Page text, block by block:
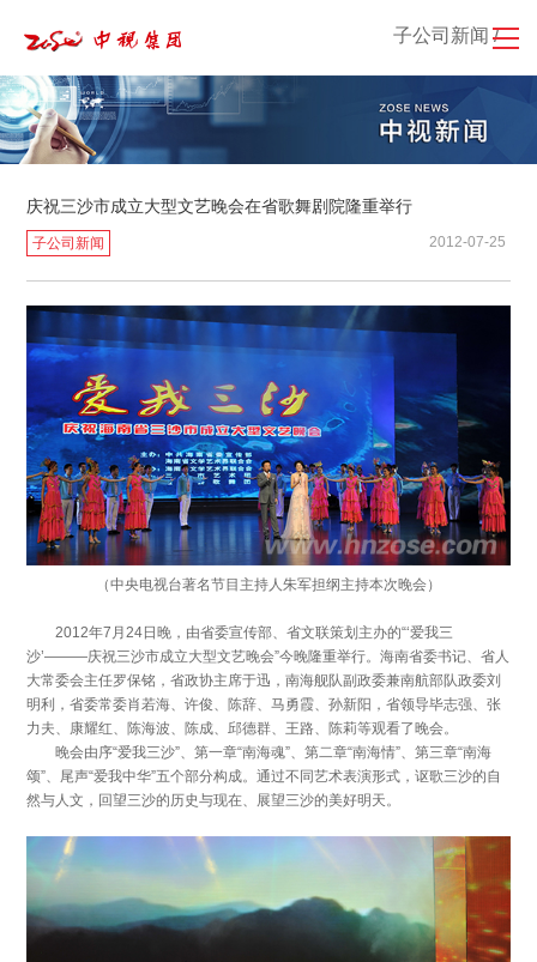
子公司新闻 /
庆祝三沙市成立大型文艺晚会在省歌舞剧院隆重举行
子公司新闻 2012-07-25
（中央电视台著名节目主持人朱军担纲主持本次晚会）
2012年7月24日晚，由省委宣传部、省文联策划主办的“‘爱我三
沙’———庆祝三沙市成立大型文艺晚会”今晚隆重举行。海南省委书记、省人
大常委会主任罗保铭，省政协主席于迅，南海舰队副政委兼南航部队政委刘
明利，省委常委肖若海、许俊、陈辞、马勇霞、孙新阳，省领导毕志强、张
力夫、康耀红、陈海波、陈成、邱德群、王路、陈莉等观看了晚会。
晚会由序“爱我三沙”、第一章“南海魂”、第二章“南海情”、第三章“南海
颂”、尾声“爱我中华”五个部分构成。通过不同艺术表演形式，讴歌三沙的自
然与人文，回望三沙的历史与现在、展望三沙的美好明天。